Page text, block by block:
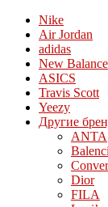
Nike
Air Jordan
adidas
New Balance
ASICS
Travis Scott
Yeezy
Другие
ANTA
Dior
FILA